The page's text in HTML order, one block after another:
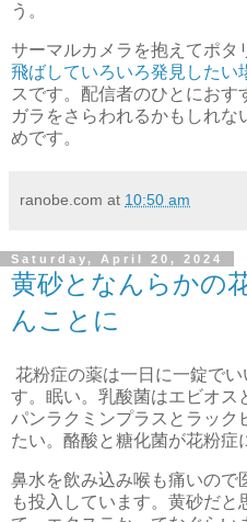
う。
サーマルカメラを抱えてポタ
飛ばしていろいろ発見したい
スです。配信者のひとにおす
ガラをさらわれるかもしれ
めです。
ranobe.com at 10:50 am
Saturday, April 20, 2024
黄砂となんらかの
んことに
花粉症の薬は一日に一錠で
す。眠い。乳酸菌はエビオス
パンラクミンプラスとラック
たい。酪酸と糖化菌が花粉症
鼻水を飲み込み喉も痛いので
も投入しています。黄砂だと